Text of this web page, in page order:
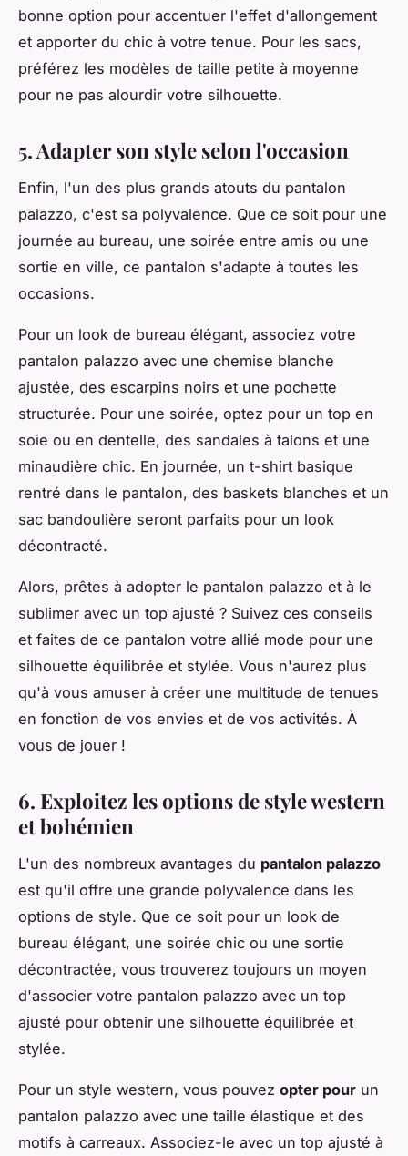
bonne option pour accentuer l'effet d'allongement
et apporter du chic à votre tenue. Pour les sacs,
préférez les modèles de taille petite à moyenne
pour ne pas alourdir votre silhouette.
5. Adapter son style selon l'occasion
Enfin, l'un des plus grands atouts du pantalon
palazzo, c'est sa polyvalence. Que ce soit pour une
journée au bureau, une soirée entre amis ou une
sortie en ville, ce pantalon s'adapte à toutes les
occasions.
Pour un look de bureau élégant, associez votre
pantalon palazzo avec une chemise blanche
ajustée, des escarpins noirs et une pochette
structurée. Pour une soirée, optez pour un top en
soie ou en dentelle, des sandales à talons et une
minaudière chic. En journée, un t-shirt basique
rentré dans le pantalon, des baskets blanches et un
sac bandoulière seront parfaits pour un look
décontracté.
Alors, prêtes à adopter le pantalon palazzo et à le
sublimer avec un top ajusté ? Suivez ces conseils
et faites de ce pantalon votre allié mode pour une
silhouette équilibrée et stylée. Vous n'aurez plus
qu'à vous amuser à créer une multitude de tenues
en fonction de vos envies et de vos activités. À
vous de jouer !
6. Exploitez les options de style western
et bohémien
L'un des nombreux avantages du pantalon palazzo
est qu'il offre une grande polyvalence dans les
options de style. Que ce soit pour un look de
bureau élégant, une soirée chic ou une sortie
décontractée, vous trouverez toujours un moyen
d'associer votre pantalon palazzo avec un top
ajusté pour obtenir une silhouette équilibrée et
stylée.
Pour un style western, vous pouvez opter pour un
pantalon palazzo avec une taille élastique et des
motifs à carreaux. Associez-le avec un top ajusté à